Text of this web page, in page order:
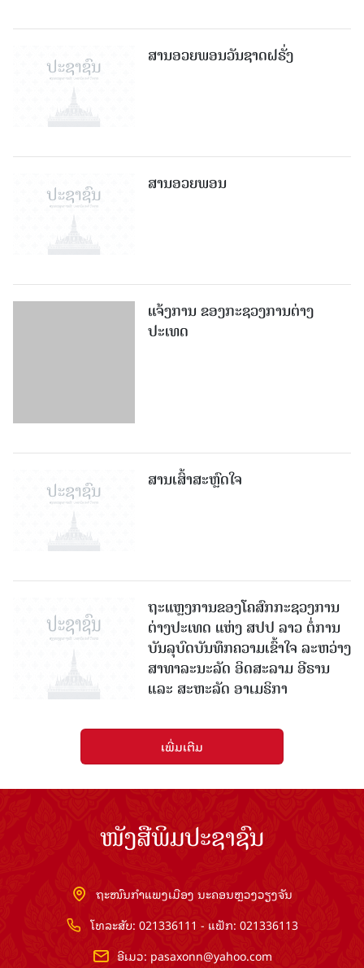
ສານອວຍພອນວັນຊາດຝຣັ່ງ
ສານອວຍພອນ
ແຈ້ງການ ຂອງກະຊວງການຕ່າງ
ປະເທດ
ຕ່າງປະເທດ ແຫ່ງ ສປປ ລາວ ຕໍ່ການ
ບັນລຸບົດບັນທຶກຄວາມເຂົ້າໃຈ ລະຫວ່າງ
ສາທາລະນະລັດ ອິດສະລາມ ອີຣານ
ແລະ ສະຫະລັດ ອາເມຣິກາ
ໜັງສືພິມປະຊາຊົນ
ຖະໜົນກຳແພງເມືອງ ນະຄອນຫຼວງວຽງຈັນ
ສຳ​ນັກ​ຂ່າວ​ສານ​ທີ່​ສຳ​ຄັນ​